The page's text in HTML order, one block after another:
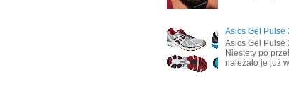
Asics Gel Pulse
Asics Gel Pulse
Niestety po
należało je już